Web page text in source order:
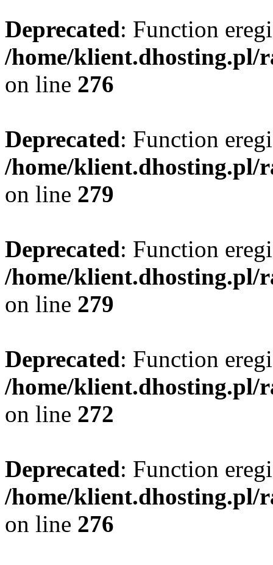
Deprecated: Function
/home/klient.dhosting.pl/
on line 276
Deprecated: Function
/home/klient.dhosting.pl/
on line 279
Deprecated: Function
/home/klient.dhosting.pl/
on line 279
Deprecated: Function
/home/klient.dhosting.pl/
on line 272
Deprecated: Function
/home/klient.dhosting.pl/
on line 276